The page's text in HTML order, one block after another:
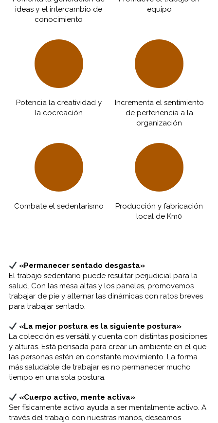
ideas y el intercambio de
conocimiento
equipo
Potencia la creatividad y
la cocreación
Incrementa el sentimiento
de pertenencia a la
organización
Combate el sedentarismo
Producción y fabricación
local de Km0
«Permanecer sentado desgasta»
El trabajo sedentario puede resultar perjudicial para la
salud. Con las mesa altas y los paneles, promovemos
trabajar de pie y alternar las dinámicas con ratos breves
para trabajar sentado.
«La mejor postura es la siguiente postura»
La colección es versátil y cuenta con distintas posiciones
y alturas. Está pensada para crear un ambiente en el que
las personas estén en constante movimiento. La forma
más saludable de trabajar es no permanecer mucho
tiempo en una sola postura.
«Cuerpo activo, mente activa»
Ser físicamente activo ayuda a ser mentalmente activo. A
través del trabajo con nuestras manos, deseamos